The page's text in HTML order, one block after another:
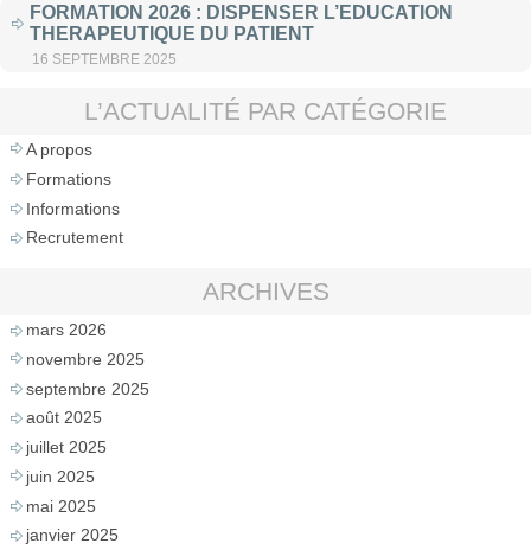
FORMATION 2026 : DISPENSER L’EDUCATION
THERAPEUTIQUE DU PATIENT
16 SEPTEMBRE 2025
L’ACTUALITÉ PAR CATÉGORIE
A propos
Formations
Informations
Recrutement
ARCHIVES
mars 2026
novembre 2025
septembre 2025
août 2025
juillet 2025
juin 2025
mai 2025
janvier 2025